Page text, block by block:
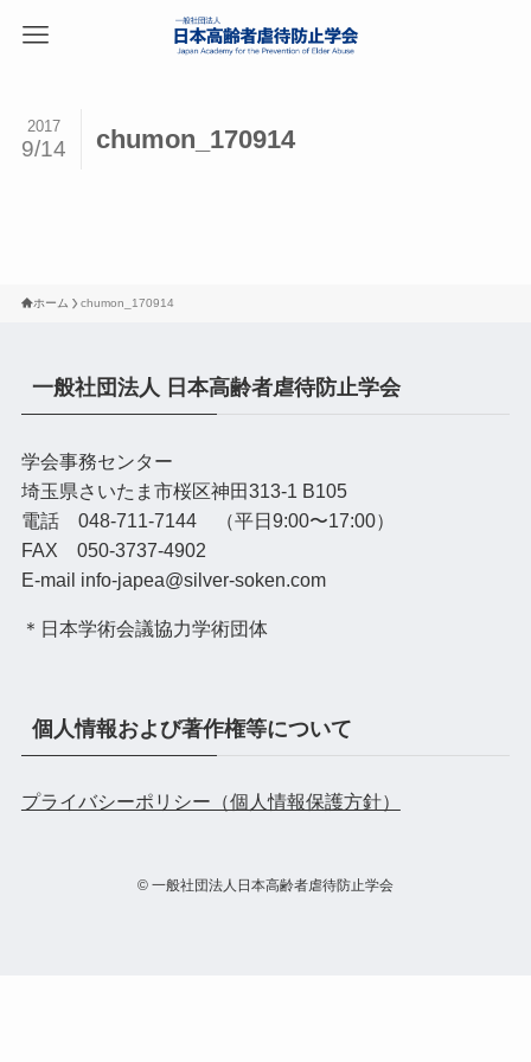
chumon_170914
2017
9/14
ホーム chumon_170914
一般社団法人 日本高齢者虐待防止学会
学会事務センター
埼玉県さいたま市桜区神田313-1 B105
電話 048-711-7144 （平日9:00〜17:00）
FAX 050-3737-4902
E-mail info-japea@silver-soken.com
＊日本学術会議協力学術団体
個人情報および著作権等について
プライバシーポリシー（個人情報保護方針）
© 一般社団法人日本高齢者虐待防止学会